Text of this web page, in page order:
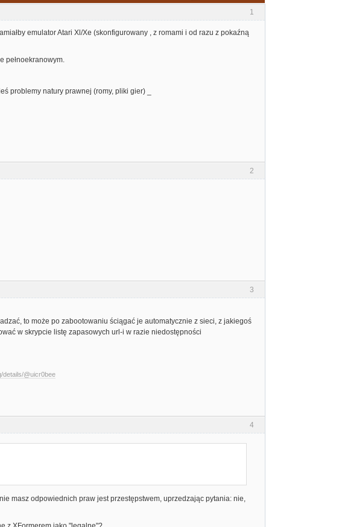
1
emulator Atari Xl/Xe (skonfigurowany , z romami i od razu z pokaźną
pełnoekranowym.
problemy natury prawnej (romy, pliki gier) _
2
3
to może po zabootowaniu ściągać je automatycznie z sieci, z jakiegoś
w skrypcie listę zapasowych url-i w razie niedostępności
details/@uicr0bee
4
masz odpowiednich praw jest przestępstwem, uprzedzając pytania: nie,